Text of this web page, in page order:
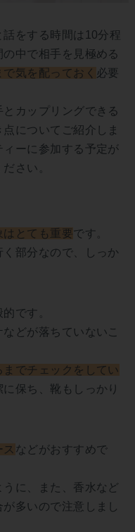
をする時間は10分程
中で相手を見極める
気を配っておく 必要
カップリングできる
についてご紹介しま
ーに参加する予定が
さい。
はとても重要 です。
部分なので、しっか
です。
どが落ちていないこ
でチェックをしてい
保ち、靴もしっかり
などがおすすめで
に、また、香水など
多いので注意しまし